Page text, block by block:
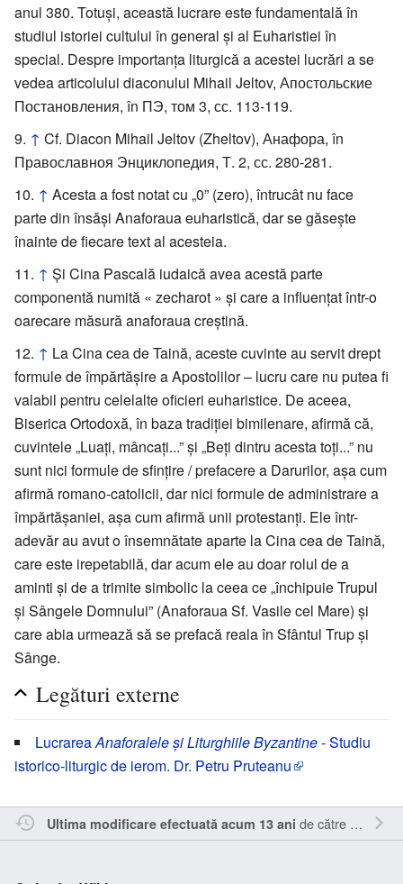
anul 380. Totuşi, această lucrare este fundamentală în
studiul istoriei cultului în general şi al Euharistiei în
special. Despre importanţa liturgică a acestei lucrări a se
vedea articolului diaconului Mihail Jeltov, Апостольские
Постановления, în ПЭ, том 3, сс. 113-119.
↑ Cf. Diacon Mihail Jeltov (Zheltov), Анафора, în
Православноя Энциклопедия, Т. 2, сс. 280-281.
↑ Acesta a fost notat cu „0” (zero), întrucât nu face
parte din însăşi Anaforaua euharistică, dar se găseşte
înainte de fiecare text al acesteia.
↑ Şi Cina Pascală iudaică avea acestă parte
componentă numită « zecharot » şi care a influenţat într-o
oarecare măsură anaforaua creştină.
↑ La Cina cea de Taină, aceste cuvinte au servit drept
formule de împărtăşire a Apostolilor – lucru care nu putea fi
valabil pentru celelalte oficieri euharistice. De aceea,
Biserica Ortodoxă, în baza tradiţiei bimilenare, afirmă că,
cuvintele „Luaţi, mâncaţi...” şi „Beţi dintru acesta toţi...” nu
sunt nici formule de sfinţire / prefacere a Darurilor, aşa cum
afirmă romano-catolicii, dar nici formule de administrare a
împărtăşaniei, aşa cum afirmă unii protestanţi. Ele într-
adevăr au avut o însemnătate aparte la Cina cea de Taină,
care este irepetabilă, dar acum ele au doar rolul de a
aminti şi de a trimite simbolic la ceea ce „închipuie Trupul
şi Sângele Domnului” (Anaforaua Sf. Vasile cel Mare) şi
care abia urmează să se prefacă reala în Sfântul Trup şi
Sânge.
Legături externe
LucrareaAnaforalele şi Liturghiile Byzantine- Studiu
istorico-liturgic de ierom. Dr. Petru Pruteanu
Ultima modificare efectuată acum 13 ani de către